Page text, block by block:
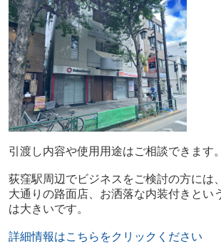
引渡し内容や使用用途はご相談できます。
荻窪駅周辺でビジネスをご検討の方には、
大通りの路面店、お洒落な内装付きとい
は大きいです。
詳細情報はこちらをクリックください